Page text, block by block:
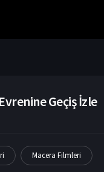
Geçiş İzle
Macera Filmleri